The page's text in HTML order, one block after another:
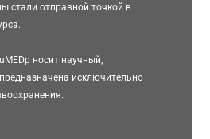
стали отправной точкой в
носит научный,
исключительно